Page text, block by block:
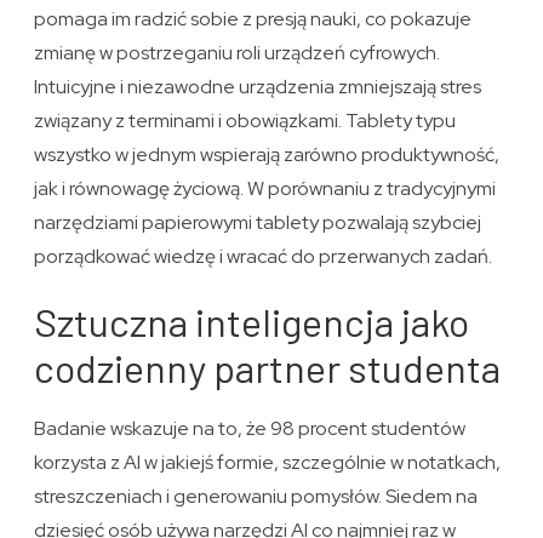
pomaga im radzić sobie z presją nauki, co pokazuje
zmianę w postrzeganiu roli urządzeń cyfrowych.
Intuicyjne i niezawodne urządzenia zmniejszają stres
związany z terminami i obowiązkami. Tablety typu
wszystko w jednym wspierają zarówno produktywność,
jak i równowagę życiową. W porównaniu z tradycyjnymi
narzędziami papierowymi tablety pozwalają szybciej
porządkować wiedzę i wracać do przerwanych zadań.
Sztuczna inteligencja jako
codzienny partner studenta
Badanie wskazuje na to, że 98 procent studentów
korzysta z AI w jakiejś formie, szczególnie w notatkach,
streszczeniach i generowaniu pomysłów. Siedem na
dziesięć osób używa narzędzi AI co najmniej raz w